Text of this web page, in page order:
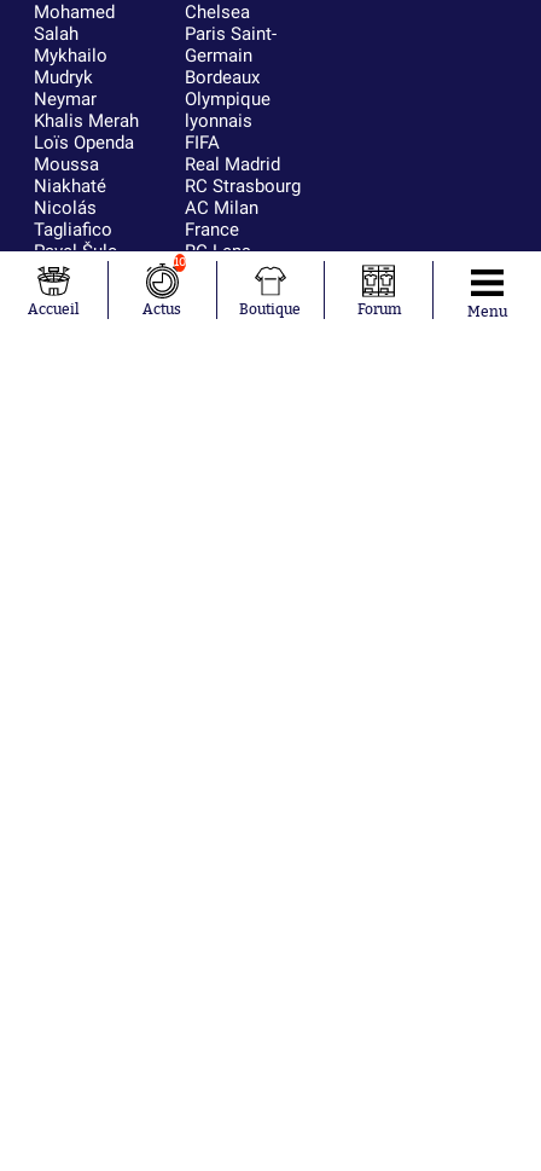
Mohamed
Salah
Mykhailo
Mudryk
Neymar
Khalis Merah
Loïs Openda
Moussa
Niakhaté
Nicolás
Tagliafico
Pavel Šulc
Josh Maja
Gauthier Hein
Chelsea
Paris Saint-
Germain
Bordeaux
Olympique
lyonnais
FIFA
Real Madrid
RC Strasbourg
AC Milan
France
RC Lens
Accueil
10
Actus Boutique Forum Menu